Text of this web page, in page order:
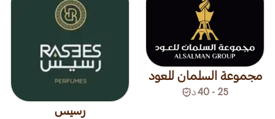
مجموعة السلمان للعود
25 - 40 د
رسيس